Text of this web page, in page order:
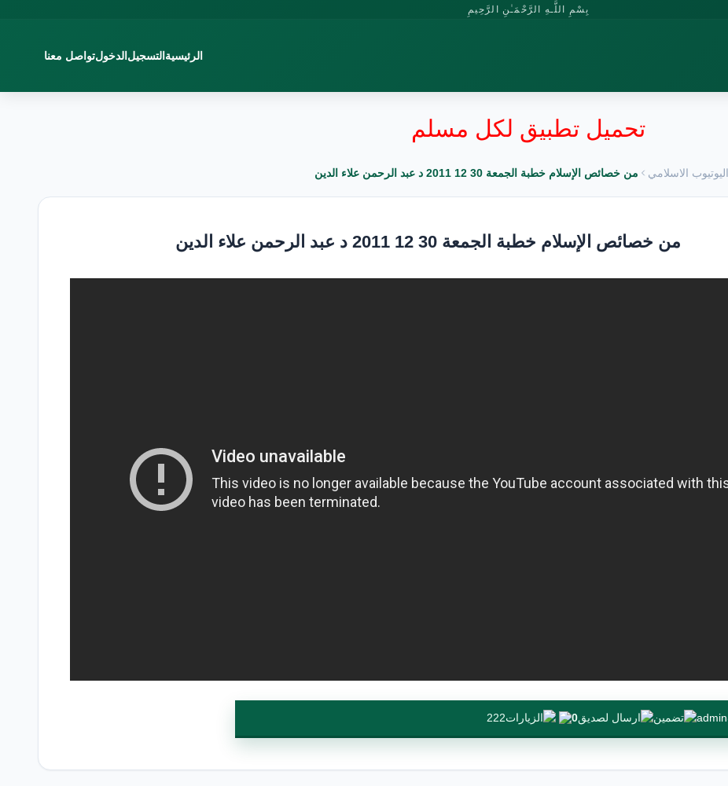
بِسْمِ اللَّـهِ الرَّحْمَـٰنِ الرَّحِيمِ
الرئيسية التسجيل الدخولتواصل معنا
تحميل تطبيق لكل مسلم
اليوتيوب الاسلامي من خصائص الإسلام خطبة الجمعة 30 12 2011 د عبد الرحمن علاء الدين
من خصائص الإسلام خطبة الجمعة 30 12 2011 د عبد الرحمن علاء الدين
admin
0
222